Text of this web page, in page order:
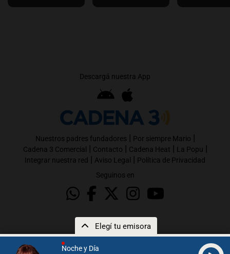
Noche y Día
Elegí tu emisora
Descargá nuestra App
Nuestros padres fundadores | Por siempre Mario |
Cadena 3 Comercial | Contacto | Cadena Heat | La Popu |
Integrar nuestra red | Aviso Legal | Política de Privacidad
Seguinos en